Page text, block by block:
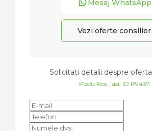
Mesaj WhatsApp
Vezi oferte consilier
Solicitati detalii despre oferta
Podu Ros, Iasi, ID P9437